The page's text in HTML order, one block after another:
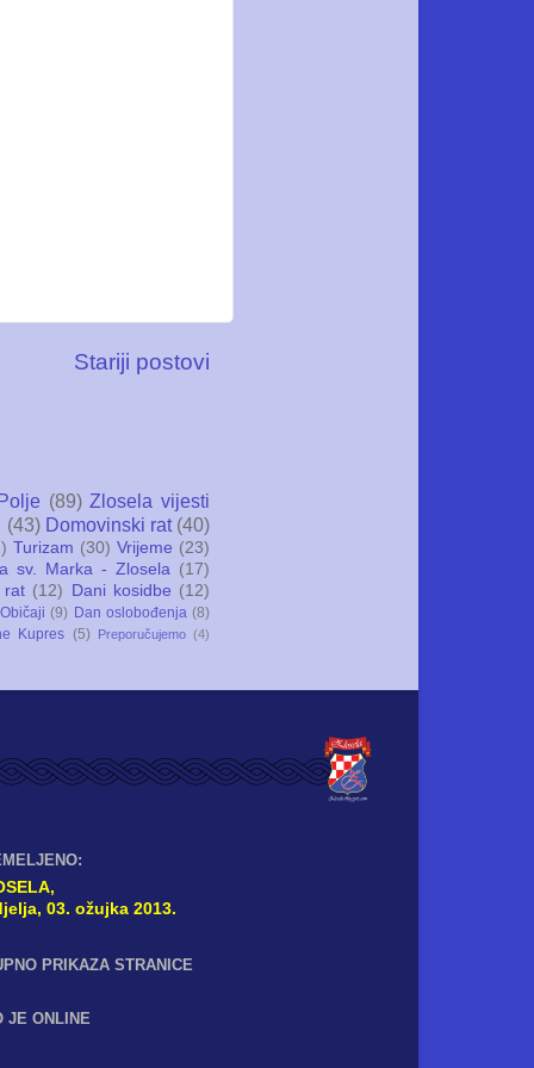
Stariji postovi
(89) Zlosela vijesti
(43) Domovinski rat (40)
Turizam (30) Vrijeme (23)
sv. Marka - Zlosela
(17)
rat (12) Dani kosidbe (12)
Običaji (9) Dan oslobođenja (8)
Kupres (5) Preporučujemo (4)
03. ožujka 2013.
PRIKAZA STRANICE
JE ONLINE